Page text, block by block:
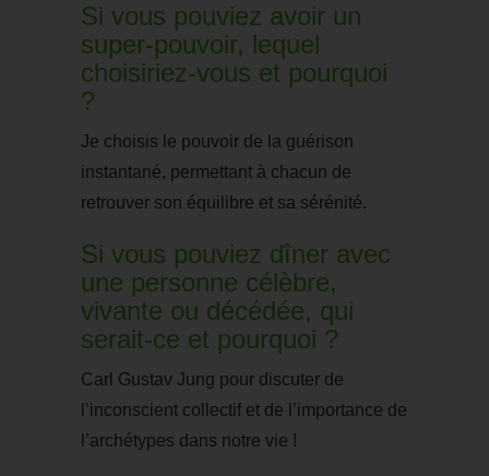
Si vous pouviez avoir un
super-pouvoir, lequel
choisiriez-vous et pourquoi
?
Je choisis le pouvoir de la guérison
instantané, permettant à chacun de
retrouver son équilibre et sa sérénité.
Si vous pouviez dîner avec
une personne célèbre,
vivante ou décédée, qui
serait-ce et pourquoi ?
Carl Gustav Jung pour discuter de
l’inconscient collectif et de l’importance de
l’archétypes dans notre vie !